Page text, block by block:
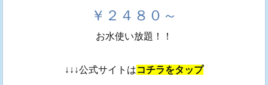
￥２４８０～
お水使い放題！！
↓↓↓公式サイトはコチラをタップ